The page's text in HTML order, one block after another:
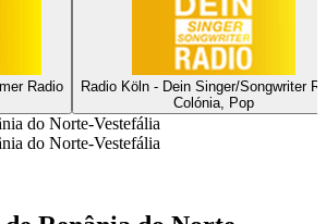
Radio
Radio Köln - Dein Singer/Songwriter
Colónia, Pop
do Norte-Vestefália
do Norte-Vestefália